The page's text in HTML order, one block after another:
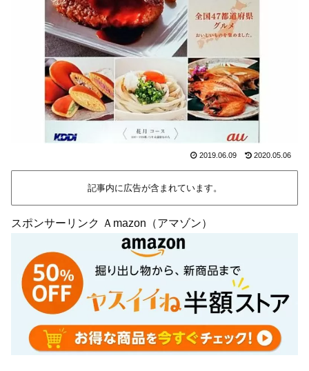
2019.06.09 2020.05.06
記事内に広告が含まれています。
スポンサーリンク Ａmazon（アマゾン）